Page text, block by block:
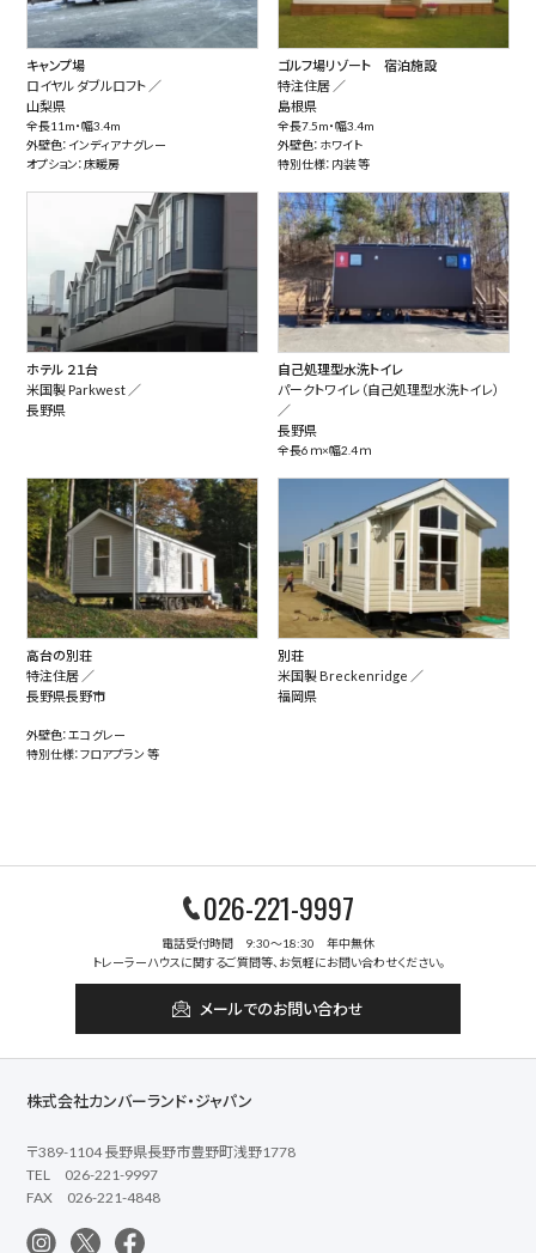
キャンプ場
ロイヤル ダブルロフト ／
山梨県
全長11m・幅3.4m
外壁色：インディアナグレー
オプション：床暖房
ゴルフ場リゾート 宿泊施設
特注住居 ／
島根県
全長7.5m・幅3.4m
外壁色：ホワイト
特別仕様：内装 等
ホテル ２１台
米国製 Parkwest ／
長野県
自己処理型水洗トイレ
パークトワイレ（自己処理型水洗トイレ）
／
長野県
全長6ｍ×幅2.4ｍ
高台の別荘
特注住居 ／
長野県長野市
外壁色：エコグレー
特別仕様：フロアプラン 等
別荘
米国製 Breckenridge ／
福岡県
026-221-9997
電話受付時間 9:30～18:30 年中無休
トレーラーハウスに関するご質問等、お気軽にお問い合わせください。
メールでのお問い合わせ
株式会社カンバーランド・ジャパン
〒389-1104 長野県長野市豊野町浅野1778
TEL 026-221-9997
FAX 026-221-4848